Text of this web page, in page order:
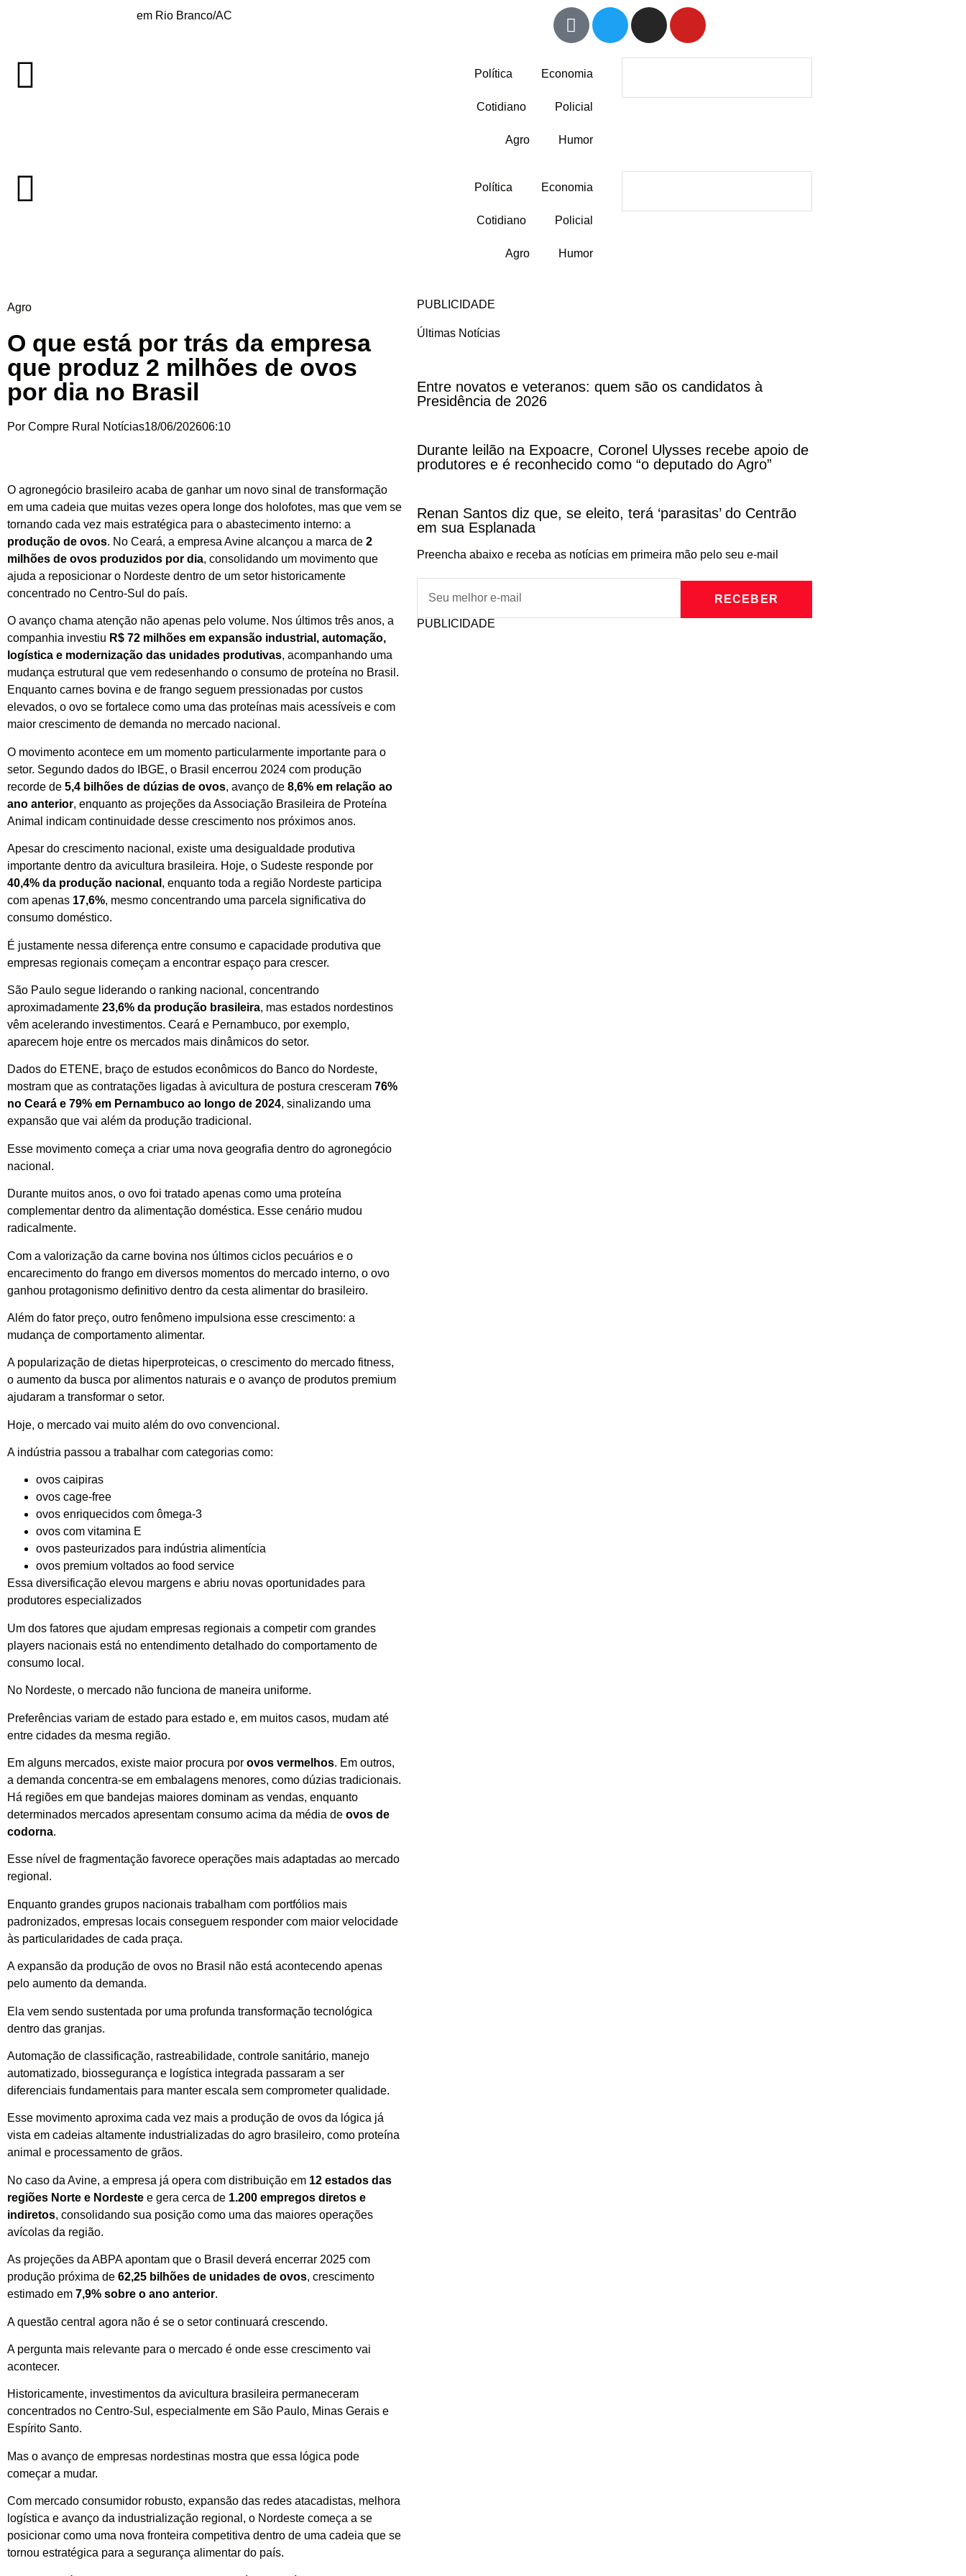
em Rio Branco/AC
Política Economia
Cotidiano Policial
Agro Humor
Política Economia
Cotidiano Policial
Agro Humor
Agro
O que está por trás da empresa
que produz 2 milhões de ovos
por dia no Brasil
Por Compre Rural Notícias18/06/202606:10
O agronegócio brasileiro acaba de ganhar um novo sinal de transformação
em uma cadeia que muitas vezes opera longe dos holofotes, mas que vem se
tornando cada vez mais estratégica para o abastecimento interno: a
produção de ovos. No Ceará, a empresa Avine alcançou a marca de 2
milhões de ovos produzidos por dia, consolidando um movimento que
ajuda a reposicionar o Nordeste dentro de um setor historicamente
concentrado no Centro-Sul do país.
O avanço chama atenção não apenas pelo volume. Nos últimos três anos, a
companhia investiu R$ 72 milhões em expansão industrial, automação,
logística e modernização das unidades produtivas, acompanhando uma
mudança estrutural que vem redesenhando o consumo de proteína no Brasil.
Enquanto carnes bovina e de frango seguem pressionadas por custos
elevados, o ovo se fortalece como uma das proteínas mais acessíveis e com
maior crescimento de demanda no mercado nacional.
O movimento acontece em um momento particularmente importante para o
setor. Segundo dados do IBGE, o Brasil encerrou 2024 com produção
recorde de 5,4 bilhões de dúzias de ovos, avanço de 8,6% em relação ao
ano anterior, enquanto as projeções da Associação Brasileira de Proteína
Animal indicam continuidade desse crescimento nos próximos anos.
Apesar do crescimento nacional, existe uma desigualdade produtiva
importante dentro da avicultura brasileira. Hoje, o Sudeste responde por
40,4% da produção nacional , enquanto toda a região Nordeste participa
com apenas 17,6%, mesmo concentrando uma parcela significativa do
consumo doméstico.
É justamente nessa diferença entre consumo e capacidade produtiva que
empresas regionais começam a encontrar espaço para crescer.
São Paulo segue liderando o ranking nacional, concentrando
aproximadamente 23,6% da produção brasileira, mas estados nordestinos
vêm acelerando investimentos. Ceará e Pernambuco, por exemplo,
aparecem hoje entre os mercados mais dinâmicos do setor.
Dados do ETENE, braço de estudos econômicos do Banco do Nordeste,
mostram que as contratações ligadas à avicultura de postura cresceram 76%
no Ceará e 79% em Pernambuco ao longo de 2024, sinalizando uma
expansão que vai além da produção tradicional.
Esse movimento começa a criar uma nova geografia dentro do agronegócio
nacional.
Durante muitos anos, o ovo foi tratado apenas como uma proteína
complementar dentro da alimentação doméstica. Esse cenário mudou
radicalmente.
Com a valorização da carne bovina nos últimos ciclos pecuários e o
encarecimento do frango em diversos momentos do mercado interno, o ovo
ganhou protagonismo definitivo dentro da cesta alimentar do brasileiro.
Além do fator preço, outro fenômeno impulsiona esse crescimento: a
mudança de comportamento alimentar.
A popularização de dietas hiperproteicas, o crescimento do mercado fitness,
o aumento da busca por alimentos naturais e o avanço de produtos premium
ajudaram a transformar o setor.
Hoje, o mercado vai muito além do ovo convencional.
A indústria passou a trabalhar com categorias como:
ovos caipiras
ovos cage-free
ovos enriquecidos com ômega-3
ovos com vitamina E
ovos pasteurizados para indústria alimentícia
ovos premium voltados ao food service
Essa diversificação elevou margens e abriu novas oportunidades para
produtores especializados
Um dos fatores que ajudam empresas regionais a competir com grandes
players nacionais está no entendimento detalhado do comportamento de
consumo local.
No Nordeste, o mercado não funciona de maneira uniforme.
Preferências variam de estado para estado e, em muitos casos, mudam até
entre cidades da mesma região.
Em alguns mercados, existe maior procura por ovos vermelhos. Em outros,
a demanda concentra-se em embalagens menores, como dúzias tradicionais.
Há regiões em que bandejas maiores dominam as vendas, enquanto
determinados mercados apresentam consumo acima da média de ovos de
codorna.
Esse nível de fragmentação favorece operações mais adaptadas ao mercado
regional.
Enquanto grandes grupos nacionais trabalham com portfólios mais
padronizados, empresas locais conseguem responder com maior velocidade
às particularidades de cada praça.
A expansão da produção de ovos no Brasil não está acontecendo apenas
pelo aumento da demanda.
Ela vem sendo sustentada por uma profunda transformação tecnológica
dentro das granjas.
Automação de classificação, rastreabilidade, controle sanitário, manejo
automatizado, biossegurança e logística integrada passaram a ser
diferenciais fundamentais para manter escala sem comprometer qualidade.
Esse movimento aproxima cada vez mais a produção de ovos da lógica já
vista em cadeias altamente industrializadas do agro brasileiro, como proteína
animal e processamento de grãos.
No caso da Avine, a empresa já opera com distribuição em 12 estados das
regiões Norte e Nordeste e gera cerca de 1.200 empregos diretos e
indiretos, consolidando sua posição como uma das maiores operações
avícolas da região.
As projeções da ABPA apontam que o Brasil deverá encerrar 2025 com
produção próxima de 62,25 bilhões de unidades de ovos, crescimento
estimado em 7,9% sobre o ano anterior.
A questão central agora não é se o setor continuará crescendo.
A pergunta mais relevante para o mercado é onde esse crescimento vai
acontecer.
Historicamente, investimentos da avicultura brasileira permaneceram
concentrados no Centro-Sul, especialmente em São Paulo, Minas Gerais e
Espírito Santo.
Mas o avanço de empresas nordestinas mostra que essa lógica pode
começar a mudar.
Com mercado consumidor robusto, expansão das redes atacadistas, melhora
logística e avanço da industrialização regional, o Nordeste começa a se
posicionar como uma nova fronteira competitiva dentro de uma cadeia que se
tornou estratégica para a segurança alimentar do país.
PUBLICIDADE
Últimas Notícias
Entre novatos e veteranos: quem são os candidatos à
Presidência de 2026
Durante leilão na Expoacre, Coronel Ulysses recebe apoio de
produtores e é reconhecido como “o deputado do Agro”
Renan Santos diz que, se eleito, terá ‘parasitas’ do Centrão
em sua Esplanada
Preencha abaixo e receba as notícias em primeira mão pelo seu e-mail
RECEBER
PUBLICIDADE